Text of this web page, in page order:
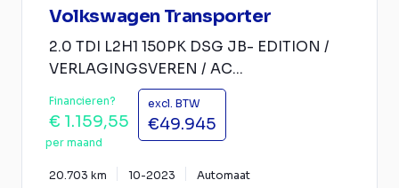
Volkswagen Transporter
2.0 TDI L2H1 150PK DSG JB- EDITION /
VERLAGINGSVEREN / AC...
Financieren?
€ 1.159,55
per maand
excl. BTW
€49.945
20.703 km 10-2023 Automaat